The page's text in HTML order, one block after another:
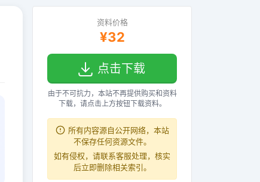
资料价格
¥32
点击下载
由于不可抗力，本站不再提供购买和资料
下载，请点击上方按钮下载资料。
所有内容源自公开网络，本站
不保存任何资源文件。
如有侵权，请联系客服处理，核实
后立即删除相关索引。